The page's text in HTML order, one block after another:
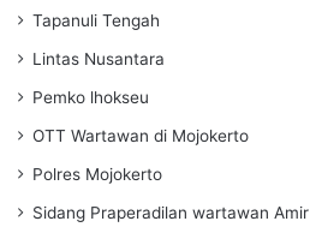
Tapanuli Tengah
Lintas Nusantara
Pemko lhokseu
OTT Wartawan di Mojokerto
Polres Mojokerto
Sidang Praperadilan wartawan Amir